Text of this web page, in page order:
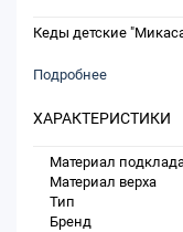
Кеды детские
Подробнее
ХАРАКТЕРИСТИКИ
Материал
Материал верха
Тип
Бренд